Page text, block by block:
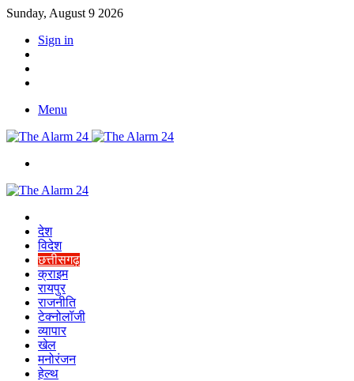
Sunday, August 9 2026
Sign in
Menu
देश
विदेश
छत्तीसगढ़
क्राइम
रायपुर
राजनीति
टेक्नोलॉजी
व्यापार
खेल
मनोरंजन
हेल्थ